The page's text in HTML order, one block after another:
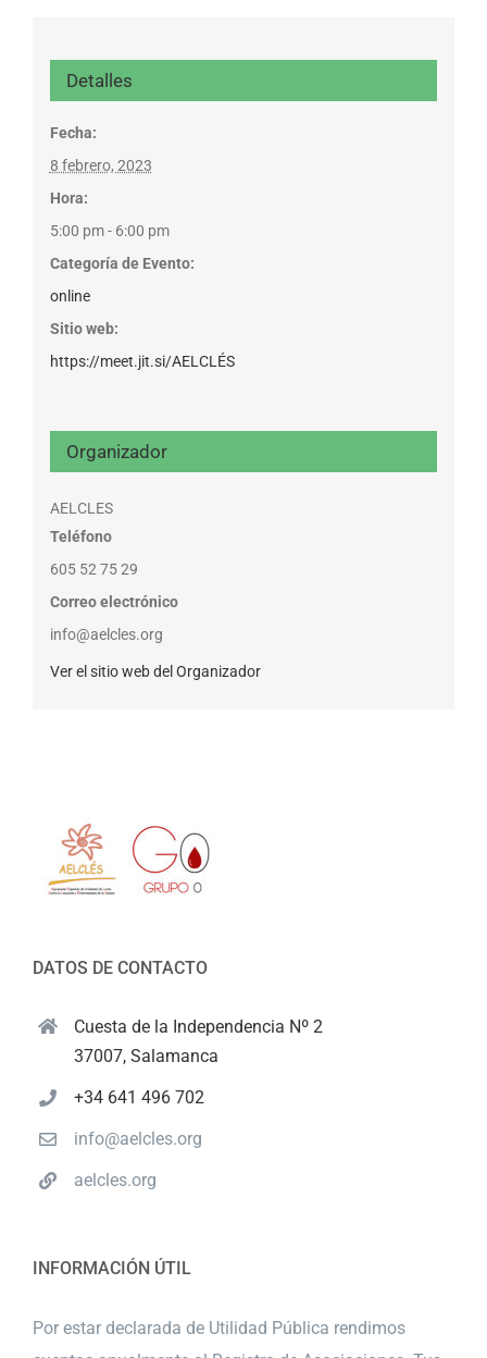
Detalles
Fecha:
8 febrero, 2023
Hora:
5:00 pm - 6:00 pm
Categoría de Evento:
online
Sitio web:
https://meet.jit.si/AELCLÉS
Organizador
AELCLES
Teléfono
605 52 75 29
Correo electrónico
info@aelcles.org
Ver el sitio web del Organizador
DATOS DE CONTACTO
Cuesta de la Independencia Nº 2
37007, Salamanca
+34 641 496 702
info@aelcles.org
aelcles.org
INFORMACIÓN ÚTIL
Por estar declarada de Utilidad Pública rendimos